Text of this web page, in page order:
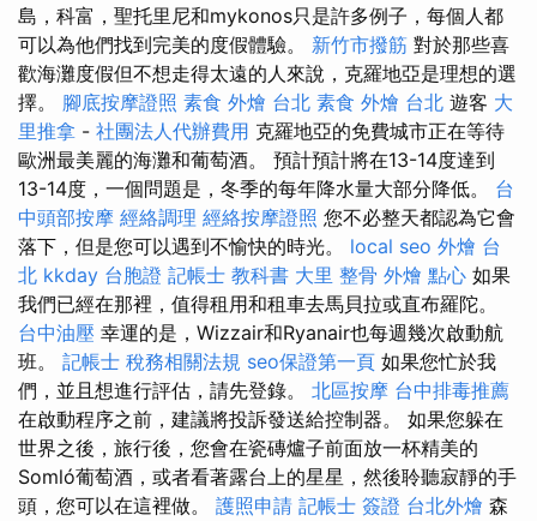
島，科富，聖托里尼和mykonos只是許多例子，每個人都
可以為他們找到完美的度假體驗。 新竹市撥筋 對於那些喜
歡海灘度假但不想走得太遠的人來說，克羅地亞是理想的選
擇。 腳底按摩證照 素食 外燴 台北 素食 外燴 台北 遊客 大
里推拿 - 社團法人代辦費用 克羅地亞的免費城市正在等待
歐洲最美麗的海灘和葡萄酒。 預計預計將在13-14度達到
13-14度，一個問題是，冬季的每年降水量大部分降低。 台
中頭部按摩 經絡調理 經絡按摩證照 您不必整天都認為它會
落下，但是您可以遇到不愉快的時光。 local seo 外燴 台
北 kkday 台胞證 記帳士 教科書 大里 整骨 外燴 點心 如果
我們已經在那裡，值得租用和租車去馬貝拉或直布羅陀。
台中油壓 幸運的是，Wizzair和Ryanair也每週幾次啟動航
班。 記帳士 稅務相關法規 seo保證第一頁 如果您忙於我
們，並且想進行評估，請先登錄。 北區按摩 台中排毒推薦
在啟動程序之前，建議將投訴發送給控制器。 如果您躲在
世界之後，旅行後，您會在瓷磚爐子前面放一杯精美的
Somló葡萄酒，或者看著露台上的星星，然後聆聽寂靜的手
頭，您可以在這裡做。 護照申請 記帳士 簽證 台北外燴 森